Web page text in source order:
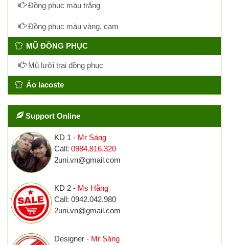
Đồng phục màu trắng
Đồng phục màu vàng, cam
MŨ ĐỒNG PHỤC
Mũ lưỡi trai đồng phục
Áo lacoste
Support Online
KD 1 - Mr Sáng
Call: 0984.816.320
2uni.vn@gmail.com
KD 2 - Ms Hằng
Call: 0942.042.980
2uni.vn@gmail.com
Designer - Mr Sáng